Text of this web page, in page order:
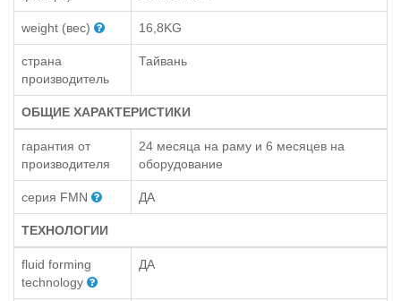
weight (вес) 16,8KG
страна
производитель
Тайвань
ОБЩИЕ ХАРАКТЕРИСТИКИ
гарантия от
производителя
24 месяца на раму и 6 месяцев на
оборудование
серия FMN ДА
ТЕХНОЛОГИИ
fluid forming
technology
ДА